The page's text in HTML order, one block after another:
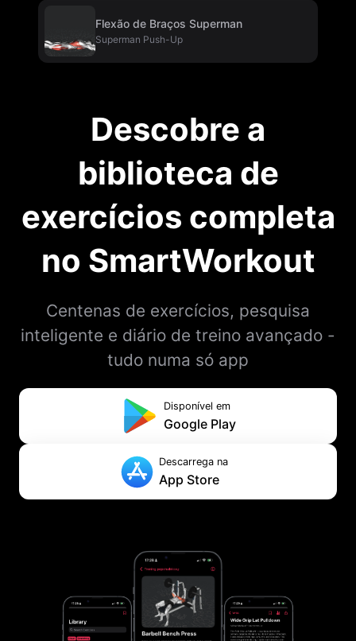
Flexão de Braços Superman
Superman Push-Up
Descobre a
biblioteca de
exercícios completa
no SmartWorkout
Centenas de exercícios, pesquisa
inteligente e diário de treino avançado -
tudo numa só app
Disponível em
Google Play
Descarrega na
App Store